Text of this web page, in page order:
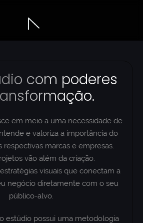
com poderes
em meio a uma necessidade de
e valoriza a importância do
respectivas marcas e empresas.
vão além da criação.
visuais que conectam a
negócio diretamente com o seu
público-alvo.
estúdio possui uma metodologia